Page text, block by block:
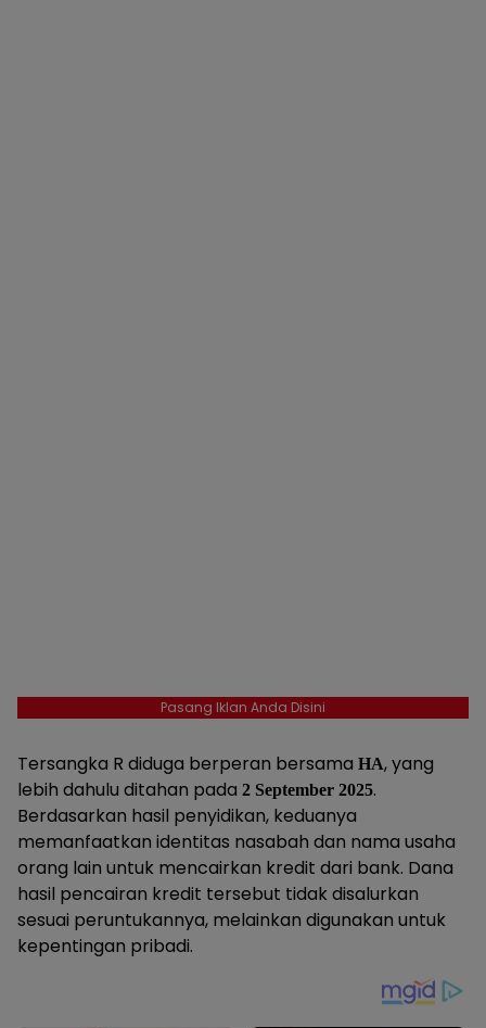
Pasang Iklan Anda Disini
Tersangka R diduga berperan bersama HA, yang
lebih dahulu ditahan pada 2 September 2025.
Berdasarkan hasil penyidikan, keduanya
memanfaatkan identitas nasabah dan nama usaha
orang lain untuk mencairkan kredit dari bank. Dana
hasil pencairan kredit tersebut tidak disalurkan
sesuai peruntukannya, melainkan digunakan untuk
kepentingan pribadi.